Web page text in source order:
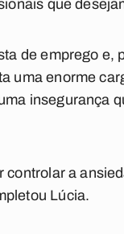
que
de emprego e,
uma enorme
insegurança
a
Lúcia.